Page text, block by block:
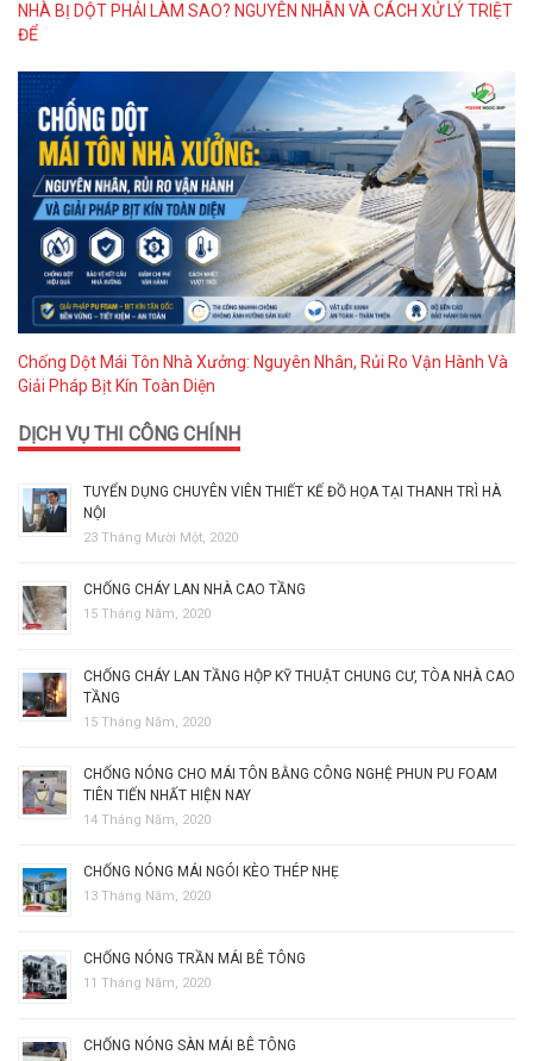
NHÀ BỊ DỘT PHẢI LÀM SAO? NGUYÊN NHÂN VÀ CÁCH XỬ LÝ TRIỆT
ĐỂ
Chống Dột Mái Tôn Nhà Xưởng: Nguyên Nhân, Rủi Ro Vận Hành Và
Giải Pháp Bịt Kín Toàn Diện
DỊCH VỤ THI CÔNG CHÍNH
TUYỂN DỤNG CHUYÊN VIÊN THIẾT KẾ ĐỒ HỌA TẠI THANH TRÌ HÀ
NỘI
23 Tháng Mười Một, 2020
CHỐNG CHÁY LAN NHÀ CAO TẦNG
15 Tháng Năm, 2020
CHỐNG CHÁY LAN TẦNG HỘP KỸ THUẬT CHUNG CƯ, TÒA NHÀ CAO
TẦNG
15 Tháng Năm, 2020
CHỐNG NÓNG CHO MÁI TÔN BẰNG CÔNG NGHỆ PHUN PU FOAM
TIÊN TIẾN NHẤT HIỆN NAY
14 Tháng Năm, 2020
CHỐNG NÓNG MÁI NGÓI KÈO THÉP NHẸ
13 Tháng Năm, 2020
CHỐNG NÓNG TRẦN MÁI BÊ TÔNG
11 Tháng Năm, 2020
CHỐNG NÓNG SÀN MÁI BÊ TÔNG